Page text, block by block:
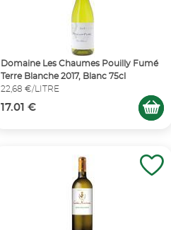
Domaine Les Chaumes Pouilly Fumé
Terre Blanche 2017, Blanc 75cl
22,68 €/LITRE
17.01 €